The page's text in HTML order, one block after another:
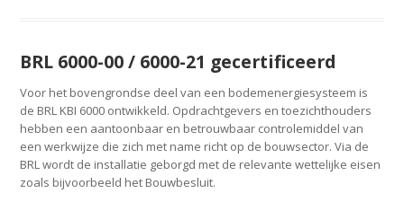
BRL 6000-00 / 6000-21 gecertificeerd
Voor het bovengrondse deel van een bodemenergiesysteem is
de BRL KBI 6000 ontwikkeld. Opdrachtgevers en toezichthouders
hebben een aantoonbaar en betrouwbaar controlemiddel van
een werkwijze die zich met name richt op de bouwsector. Via de
BRL wordt de installatie geborgd met de relevante wettelijke eisen
zoals bijvoorbeeld het Bouwbesluit.